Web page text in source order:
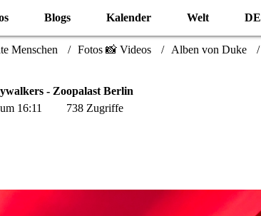
Blogs Kalender Welt DE
Menschen Fotos 📸 Videos Alben von Duke
- Zoopalast Berlin
16:11 738 Zugriffe